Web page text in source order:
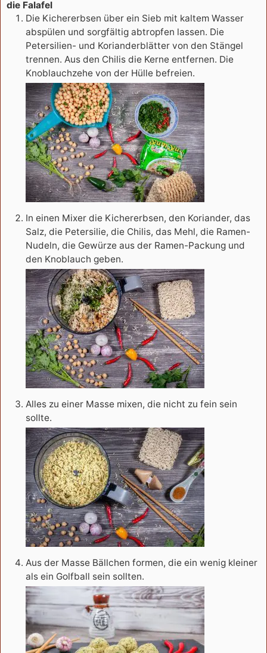
die Falafel
Die Kichererbsen über ein Sieb mit kaltem Wasser
abspülen und sorgfältig abtropfen lassen. Die
Petersilien- und Korianderblätter von den Stängel
trennen. Aus den Chilis die Kerne entfernen. Die
Knoblauchzehe von der Hülle befreien.
In einen Mixer die Kichererbsen, den Koriander, das
Salz, die Petersilie, die Chilis, das Mehl, die Ramen-
Nudeln, die Gewürze aus der Ramen-Packung und
den Knoblauch geben.
Alles zu einer Masse mixen, die nicht zu fein sein
sollte.
Aus der Masse Bällchen formen, die ein wenig kleiner
als ein Golfball sein sollten.